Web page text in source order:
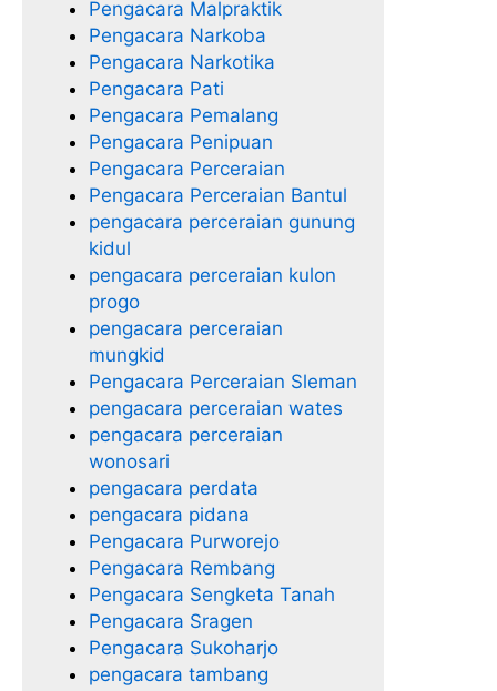
Pengacara Malpraktik
Pengacara Narkoba
Pengacara Narkotika
Pengacara Pati
Pengacara Pemalang
Pengacara Penipuan
Pengacara Perceraian
Pengacara Perceraian Bantul
pengacara perceraian gunung
kidul
pengacara perceraian kulon
progo
pengacara perceraian
mungkid
Pengacara Perceraian Sleman
pengacara perceraian wates
pengacara perceraian
wonosari
pengacara perdata
pengacara pidana
Pengacara Purworejo
Pengacara Rembang
Pengacara Sengketa Tanah
Pengacara Sragen
Pengacara Sukoharjo
pengacara tambang